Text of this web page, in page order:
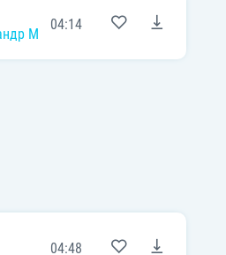
Маршал , Любовь Успенская
04:14
04:48